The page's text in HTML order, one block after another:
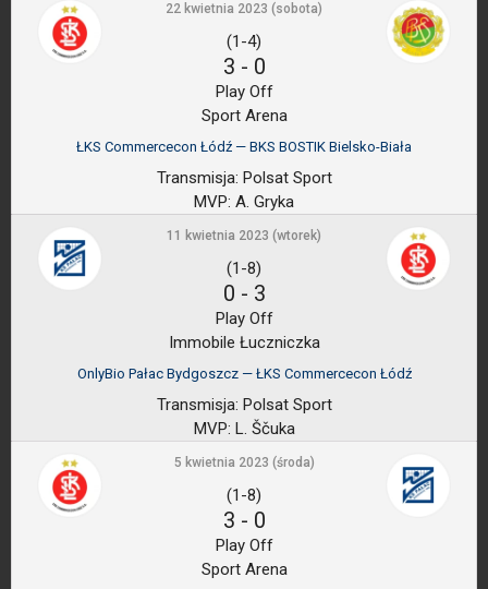
22 kwietnia 2023 (sobota)
(1-4)
3 - 0
Play Off
Sport Arena
ŁKS Commercecon Łódź — BKS BOSTIK Bielsko-Biała
Transmisja: Polsat Sport
MVP: A. Gryka
11 kwietnia 2023 (wtorek)
(1-8)
0 - 3
Play Off
Immobile Łuczniczka
OnlyBio Pałac Bydgoszcz — ŁKS Commercecon Łódź
Transmisja: Polsat Sport
MVP: L. Ščuka
5 kwietnia 2023 (środa)
(1-8)
3 - 0
Play Off
Sport Arena